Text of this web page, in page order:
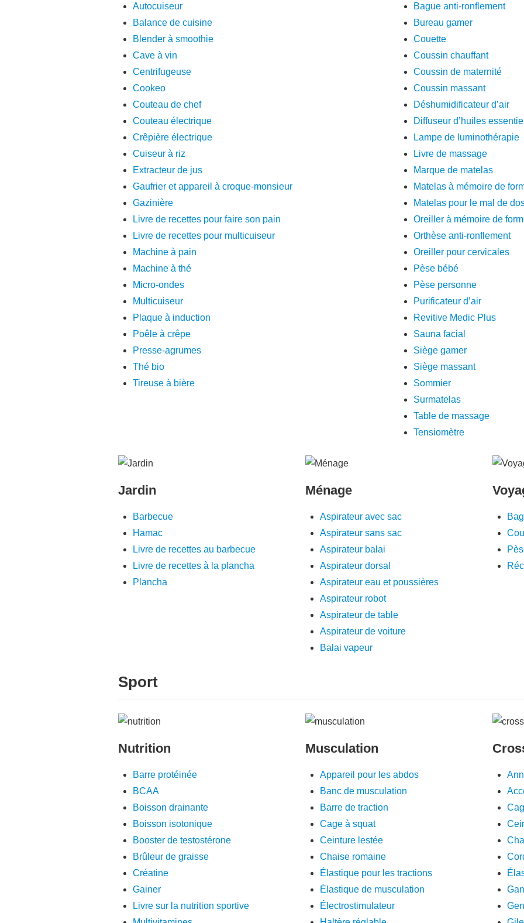
Autocuiseur
Balance de cuisine
Blender à smoothie
Cave à vin
Centrifugeuse
Cookeo
Couteau de chef
Couteau électrique
Crêpière électrique
Cuiseur à riz
Extracteur de jus
Gaufrier et appareil à croque-monsieur
Gazinière
Livre de recettes pour faire son pain
Livre de recettes pour multicuiseur
Machine à pain
Machine à thé
Micro-ondes
Multicuiseur
Plaque à induction
Poêle à crêpe
Presse-agrumes
Thé bio
Tireuse à bière
Bague anti-ronflement
Bureau gamer
Couette
Coussin chauffant
Coussin de maternité
Coussin massant
Déshumidificateur d’air
Diffuseur d’huiles
Lampe de luminothérapie
Livre de massage
Marque de matelas
Matelas à mémoire de
Matelas pour le mal de
Oreiller à mémoire de
Orthèse anti-ronflement
Oreiller pour cervicales
Pèse bébé
Pèse personne
Purificateur d’air
Revitive Medic Plus
Sauna facial
Siège gamer
Siège massant
Sommier
Surmatelas
Table de massage
Tensiomètre
Jardin
Barbecue
Hamac
Livre de recettes au barbecue
Livre de recettes à la plancha
Plancha
Ménage
Aspirateur avec sac
Aspirateur sans sac
Aspirateur balai
Aspirateur dorsal
Aspirateur eau et poussières
Aspirateur robot
Aspirateur de table
Aspirateur de voiture
Balai vapeur
Sport
Nutrition
Barre protéinée
BCAA
Boisson drainante
Boisson isotonique
Booster de testostérone
Brûleur de graisse
Créatine
Gainer
Livre sur la nutrition sportive
Musculation
Appareil pour les abdos
Banc de musculation
Barre de traction
Cage à squat
Ceinture lestée
Chaise romaine
Élastique pour les tractions
Élastique de musculation
Électrostimulateur